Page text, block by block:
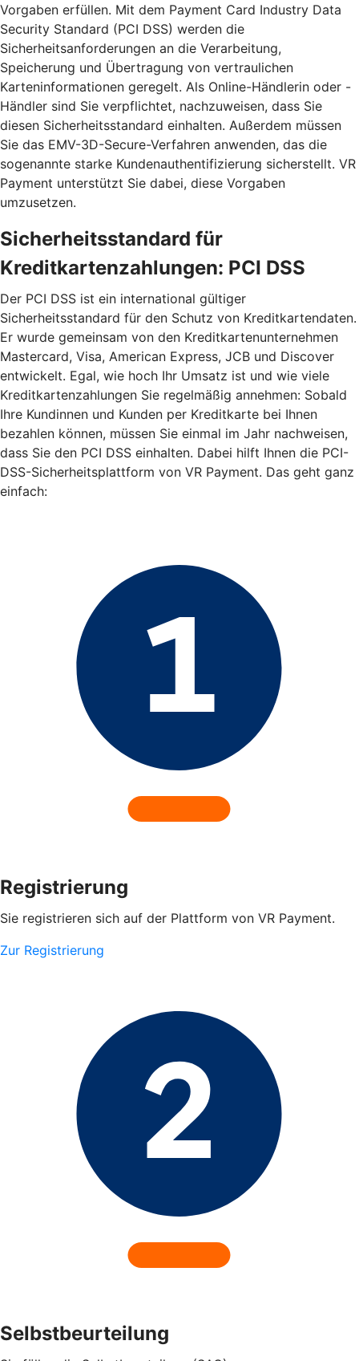
Vorgaben erfüllen. Mit dem Payment Card Industry Data
Security Standard (PCI DSS) werden die
Sicherheitsanforderungen an die Verarbeitung,
Speicherung und Übertragung von vertraulichen
Karteninformationen geregelt. Als Online-Händlerin oder -
Händler sind Sie verpflichtet, nachzuweisen, dass Sie
diesen Sicherheitsstandard einhalten. Außerdem müssen
Sie das EMV-3D-Secure-Verfahren anwenden, das die
sogenannte starke Kundenauthentifizierung sicherstellt. VR
Payment unterstützt Sie dabei, diese Vorgaben
umzusetzen.
Sicherheitsstandard für
Kreditkartenzahlungen: PCI DSS
Der PCI DSS ist ein international gültiger
Sicherheitsstandard für den Schutz von Kreditkartendaten.
Er wurde gemeinsam von den Kreditkartenunternehmen
Mastercard, Visa, American Express, JCB und Discover
entwickelt. Egal, wie hoch Ihr Umsatz ist und wie viele
Kreditkartenzahlungen Sie regelmäßig annehmen: Sobald
Ihre Kundinnen und Kunden per Kreditkarte bei Ihnen
bezahlen können, müssen Sie einmal im Jahr nachweisen,
dass Sie den PCI DSS einhalten. Dabei hilft Ihnen die PCI-
DSS-Sicherheitsplattform von VR Payment. Das geht ganz
einfach:
Registrierung
Sie registrieren sich auf der Plattform von VR Payment.
Zur Registrierung
Selbstbeurteilung